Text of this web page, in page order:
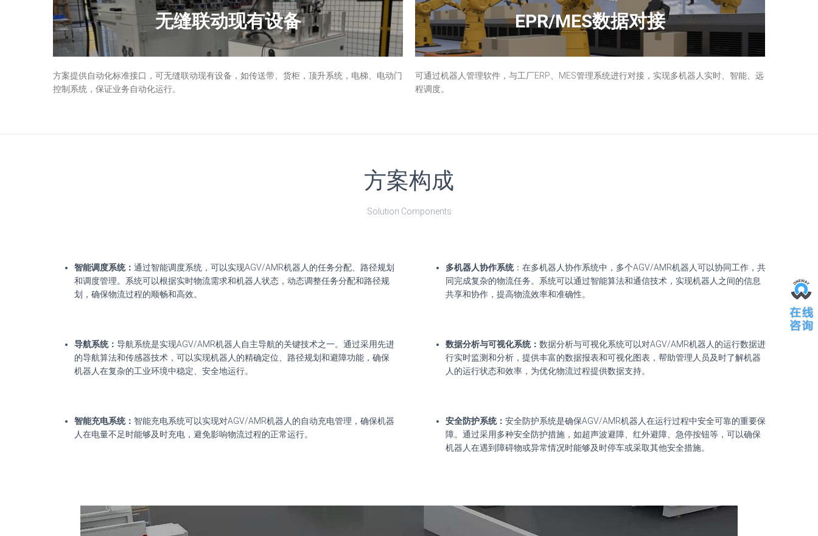
无缝联动现有设备 EPR/MES数据对接
方案提供自动化标准接口，可无缝联动现有设备，如传送带、货柜，顶升系统，电梯、电动门
控制系统，保证业务自动化运行。
可通过机器人管理软件，与工厂ERP、MES管理系统进行对接，实现多机器人实时、智能、远
程调度。
方案构成
Solution Components
智能调度系统： 通过智能调度系统，可以实现AGV/AMR机器人的任务分配、路径规划
和调度管理。系统可以根据实时物流需求和机器人状态，动态调整任务分配和路径规
划，确保物流过程的顺畅和高效。
多机器人协作系统：在多机器人协作系统中，多个AGV/AMR机器人可以协同工作，共
同完成复杂的物流任务。系统可以通过智能算法和通信技术，实现机器人之间的信息
共享和协作，提高物流效率和准确性。
导航系统： 导航系统是实现AGV/AMR机器人自主导航的关键技术之一。通过采用先进
的导航算法和传感器技术，可以实现机器人的精确定位、路径规划和避障功能，确保
机器人在复杂的工业环境中稳定、安全地运行。
数据分析与可视化系统： 数据分析与可视化系统可以对AGV/AMR机器人的运行数据进
行实时监测和分析，提供丰富的数据报表和可视化图表，帮助管理人员及时了解机器
人的运行状态和效率，为优化物流过程提供数据支持。
智能充电系统： 智能充电系统可以实现对AGV/AMR机器人的自动充电管理，确保机器
人在电量不足时能够及时充电，避免影响物流过程的正常运行。
安全防护系统： 安全防护系统是确保AGV/AMR机器人在运行过程中安全可靠的重要保
障。通过采用多种安全防护措施，如超声波避障、红外避障、急停按钮等，可以确保
机器人在遇到障碍物或异常情况时能够及时停车或采取其他安全措施。